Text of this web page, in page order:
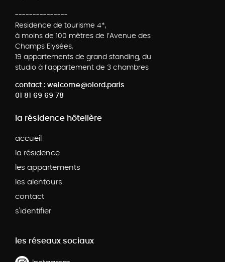
---------------
Residence de tourisme 4*,
à moins de 100 mètres de l’Avenue des
Champs Elysées,
19 appartements de grand standing, du
studio à l’appartement de 3 chambres
contact : welcome@olord.paris
01 81 69 69 78
la résidence hôtelière
accueil
la résidence
les appartements
les alentours
contact
s'identifier
les réseaux sociaux